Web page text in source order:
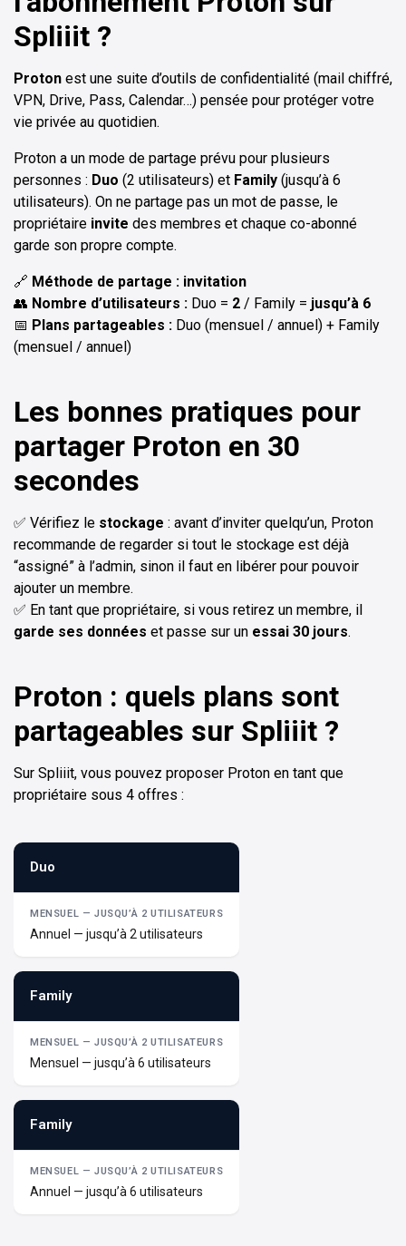
Spliiit ?
Proton est une suite d’outils de confidentialité (mail chiffré,
VPN, Drive, Pass, Calendar…) pensée pour protéger votre
vie privée au quotidien.
Proton a un mode de partage prévu pour plusieurs
personnes : Duo (2 utilisateurs) et Family (jusqu’à 6
utilisateurs). On ne partage pas un mot de passe, le
propriétaire invite des membres et chaque co-abonné
garde son propre compte.
🔗 Méthode de partage : invitation
👥 Nombre d’utilisateurs : Duo = 2 / Family = jusqu’à 6
📅 Plans partageables : Duo (mensuel / annuel) + Family
(mensuel / annuel)
Les bonnes pratiques pour
partager Proton en 30
secondes
✅ Vérifiez le stockage : avant d’inviter quelqu’un, Proton
recommande de regarder si tout le stockage est déjà
“assigné” à l’admin, sinon il faut en libérer pour pouvoir
ajouter un membre.
✅ En tant que propriétaire, si vous retirez un membre, il
garde ses données et passe sur un essai 30 jours.
Proton : quels plans sont
partageables sur Spliiit ?
Sur Spliiit, vous pouvez proposer Proton en tant que
propriétaire sous 4 offres :
Duo
Annuel — jusqu’à 2 utilisateurs
Family
Mensuel — jusqu’à 6 utilisateurs
Family
Annuel — jusqu’à 6 utilisateurs